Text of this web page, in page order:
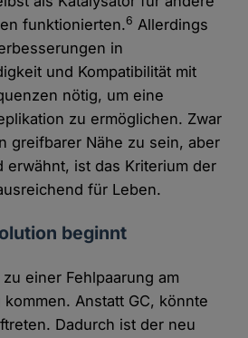
funktionierten.6 Allerdings
in
und Kompatibilität mit
nötig, um eine
zu ermöglichen. Zwar
greifbarer Nähe zu sein, aber
erwähnt, ist das Kriterium der
für Leben.
beginnt
einer Fehlpaarung am
Anstatt GC, könnte
Dadurch ist der neu